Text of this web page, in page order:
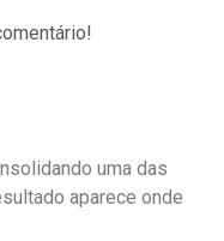
uma das
aparece onde